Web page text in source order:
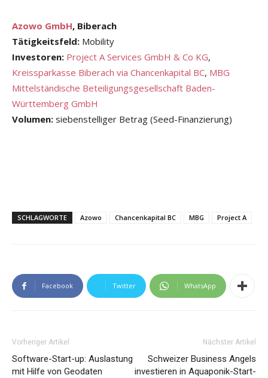
Azowo GmbH, Biberach
Tätigkeitsfeld: Mobility
Investoren: Project A Services GmbH & Co KG,
Kreissparkasse Biberach via Chancenkapital BC, MBG
Mittelständische Beteiligungsgesellschaft Baden-
Württemberg GmbH
Volumen: siebenstelliger Betrag (Seed-Finanzierung)
SCHLAGWORTE Azowo Chancenkapital BC MBG Project A
Facebook Twitter WhatsApp
Vorheriger Artikel
Software-Start-up: Auslastung
mit Hilfe von Geodaten
Nächster Artikel
Schweizer Business Angels
investieren in Aquaponik-Start-